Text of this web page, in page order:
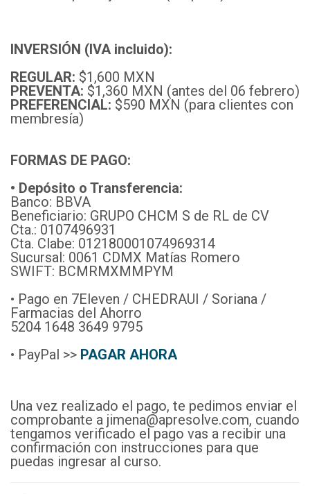
INVERSIÓN (IVA incluido):
REGULAR: $1,600 MXN
PREVENTA: $1,360 MXN (antes del 06 febrero)
PREFERENCIAL: $590 MXN (para clientes con
membresía)
FORMAS DE PAGO:
• Depósito o Transferencia:
Banco: BBVA
Beneficiario: GRUPO CHCM S de RL de CV
Cta.: 0107496931
Cta. Clabe: 012180001074969314
Sucursal: 0061 CDMX Matías Romero
SWIFT: BCMRMXMMPYM
• Pago en 7Eleven / CHEDRAUI / Soriana /
Farmacias del Ahorro
5204 1648 3649 9795
• PayPal >> PAGAR AHORA
Una vez realizado el pago, te pedimos enviar el
comprobante a jimena@apresolve.com, cuando
tengamos verificado el pago vas a recibir una
confirmación con instrucciones para que
puedas ingresar al curso.